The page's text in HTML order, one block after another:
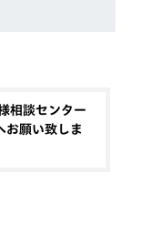
相談センター
願い致しま